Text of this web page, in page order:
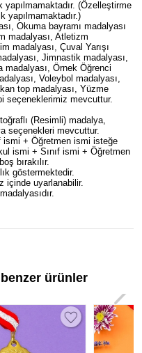
(Özelleştirme
yapılmamaktadır.)
Okuma bayramı madalyası
madalyası, Atletizm
madalyası, Çuval Yarışı
Jimnastik madalyası,
madalyası, Örnek Öğrenci
Voleybol madalyası,
top madalyası, Yüzme
seçeneklerimiz mevcuttur.
(Resimli) madalya,
seçenekleri mevcuttur.
ismi + Öğretmen ismi isteğe
ismi + Sınıf ismi + Öğretmen
bırakılır.
göstermektedir.
içinde uyarlanabilir.
ürünler